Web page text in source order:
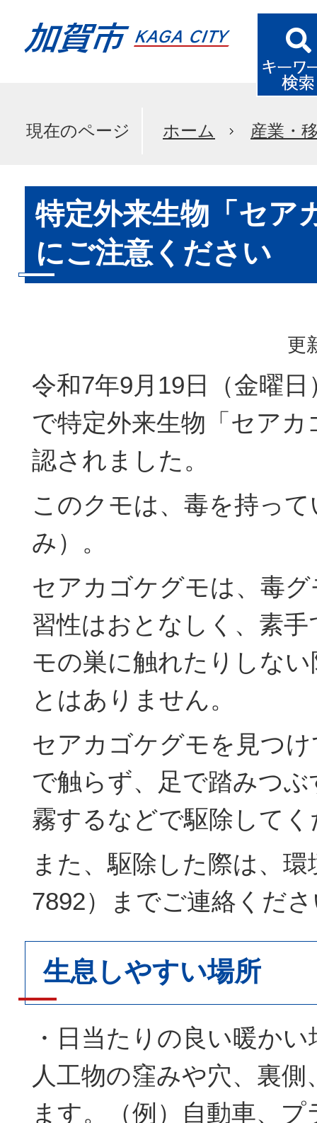
現在のページ ホーム 産業・
特定外来生物「セア
にご注意ください
更
令和7年9月19日（金曜
で特定外来生物「セア
認されました。
このクモは、毒を持っ
み）。
セアカゴケグモは、毒
習性はおとなしく、素
モの巣に触れたりしな
とはありません。
セアカゴケグモを見つ
で触らず、足で踏みつ
霧するなどで駆除して
また、駆除した際は、環
7892）までご連絡くだ
生息しやすい場所
・日当たりの良い暖か
人工物の窪みや穴、裏
ます。（例）自動車、